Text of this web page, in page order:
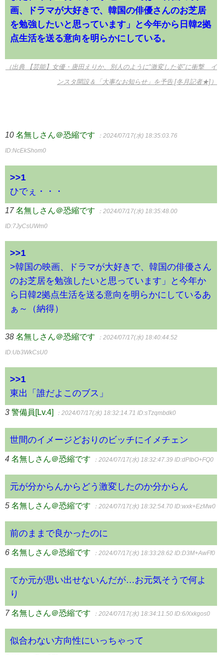
画、ドラマが大好きで、韓国の俳優さんのお芝居
を勉強したいと思っています」と今年から日韓2拠
点生活を送る意向を明らかにしている。
（出典 【芸能】女優・唐田えりか、別人のように“激変した姿”に衝撃 イ
ンスタ開設＆「大事なお知らせ」を予告 [冬月記者★]）
10 名無しさん＠恐縮です ：2024/07/17(水) 18:35:03.76
ID:NcEkShom0
>>1
ひでぇ・・・
17 名無しさん＠恐縮です ：2024/07/17(水) 18:35:48.00
ID:7JyCsUWm0
>>1
>韓国の映画、ドラマが大好きで、韓国の俳優さん
のお芝居を勉強したいと思っています」と今年か
ら日韓2拠点生活を送る意向を明らかにしているあ
ぁ～（納得）
38 名無しさん＠恐縮です ：2024/07/17(水) 18:40:44.52
ID:Ub3WkCsU0
>>1
東出「誰だよこのブス」
3 警備員[Lv.4] ：2024/07/17(水) 18:32:14.71 ID:sTzqmbdk0
世間のイメージどおりのビッチにイメチェン
4 名無しさん＠恐縮です ：2024/07/17(水) 18:32:47.39 ID:dPIbO+FQ0
元が分からんからどう激変したのか分からん
5 名無しさん＠恐縮です ：2024/07/17(水) 18:32:54.70 ID:wxk+EzMw0
前のままで良かったのに
6 名無しさん＠恐縮です ：2024/07/17(水) 18:33:28.62 ID:D3M+AwFf0
てか元が思い出せないんだが…お元気そうで何よ
り
7 名無しさん＠恐縮です ：2024/07/17(水) 18:34:11.50 ID:6/Xxkgos0
似合わない方向性にいっちゃって